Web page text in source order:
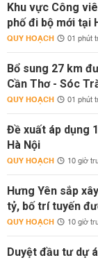
Khu vực Công
phố đi bộ mới tại
QUY HOẠCH 01 phút
Bổ sung 27 km
Cần Thơ - Sóc
QUY HOẠCH 01 phút
Đề xuất áp dụng
Hà Nội
QUY HOẠCH 10 giờ
Hưng Yên sắp
tỷ, bố trí tuyến
QUY HOẠCH 10 giờ
Duyệt đầu tư dự